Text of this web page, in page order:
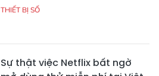
THIẾT BỊ SỐ
Sự thật việc Netflix bất ngờ